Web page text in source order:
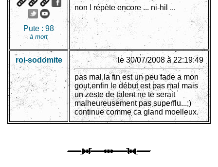
Pute :98
à mort
non ! répète encore ... ni-hil ...
roi-sodomite le 30/07/2008 à 22:19:49
pas mal,la fin est un peu fade a mon
gout,enfin le début est pas mal mais
un zeste de talent ne te serait
malheureusement pas superflu...;)
continue comme ca gland moelleux.